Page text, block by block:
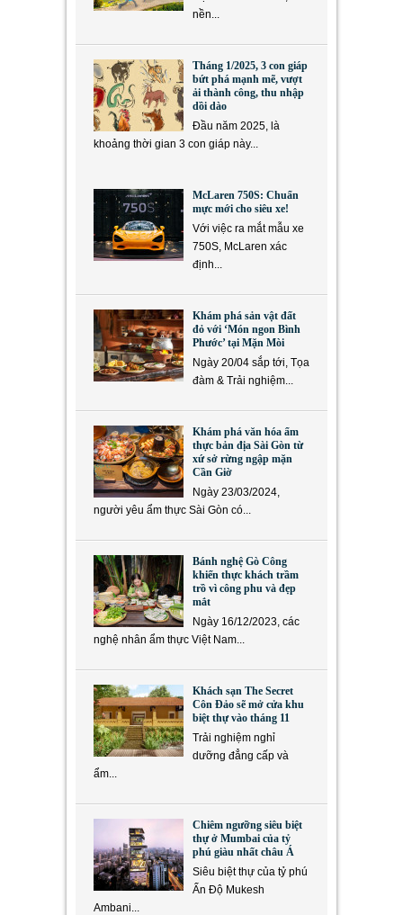
nền...
Tháng 1/2025, 3 con giáp
bứt phá mạnh mẽ, vượt
ải thành công, thu nhập
dồi dào
Đầu năm 2025, là
khoảng thời gian 3 con giáp này...
McLaren 750S: Chuẩn
mực mới cho siêu xe!
Với việc ra mắt mẫu xe
750S, McLaren xác
định...
Khám phá sản vật đất
đỏ với ‘Món ngon Bình
Phước’ tại Mặn Mòi
Ngày 20/04 sắp tới, Tọa
đàm & Trải nghiệm...
Khám phá văn hóa ẩm
thực bản địa Sài Gòn từ
xứ sở rừng ngập mặn
Cần Giờ
Ngày 23/03/2024,
người yêu ẩm thực Sài Gòn có...
Bánh nghệ Gò Công
khiến thực khách trầm
trồ vì công phu và đẹp
mắt
Ngày 16/12/2023, các
nghệ nhân ẩm thực Việt Nam...
Khách sạn The Secret
Côn Đảo sẽ mở cửa khu
biệt thự vào tháng 11
Trải nghiệm nghỉ
dưỡng đẳng cấp và
ẩm...
Chiêm ngưỡng siêu biệt
thự ở Mumbai của tỷ
phú giàu nhất châu Á
Siêu biệt thự của tỷ phú
Ấn Độ Mukesh
Ambani...